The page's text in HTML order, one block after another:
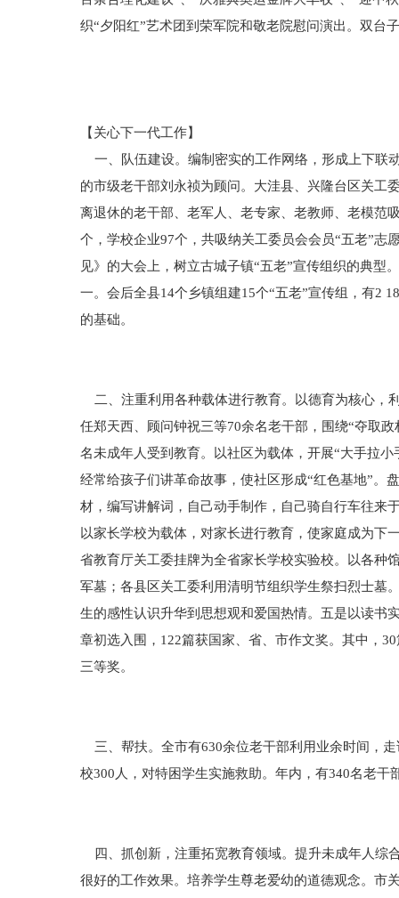
织“夕阳红”艺术团到荣军院和敬老院慰问演出。双台
【关心下一代工作】
一、队伍建设。编制密实的工作网络，形成上下联
的市级老干部刘永祯为顾问。大洼县、兴隆台区关工
离退休的老干部、老军人、老专家、老教师、老模范
个，学校企业97个，共吸纳关工委员会会员“五老”志
见》的大会上，树立古城子镇“五老”宣传组织的典型
一。会后全县14个乡镇组建15个“五老”宣传组，有2
的基础。
二、注重利用各种载体进行教育。以德育为核心，
任郑天西、顾问钟祝三等70余名老干部，围绕“夺取
名未成年人受到教育。以社区为载体，开展“大手拉
经常给孩子们讲革命故事，使社区形成“红色基地”。
材，编写讲解词，自己动手制作，自己骑自行车往来
以家长学校为载体，对家长进行教育，使家庭成为下
省教育厅关工委挂牌为全省家长学校实验校。以各种
军墓；各县区关工委利用清明节组织学生祭扫烈士墓
生的感性认识升华到思想观和爱国热情。五是以读书
章初选入围，122篇获国家、省、市作文奖。其中，
三等奖。
三、帮扶。全市有630余位老干部利用业余时间，
校300人，对特困学生实施救助。年内，有340名老干
四、抓创新，注重拓宽教育领域。提升未成年人综
很好的工作效果。培养学生尊老爱幼的道德观念。市